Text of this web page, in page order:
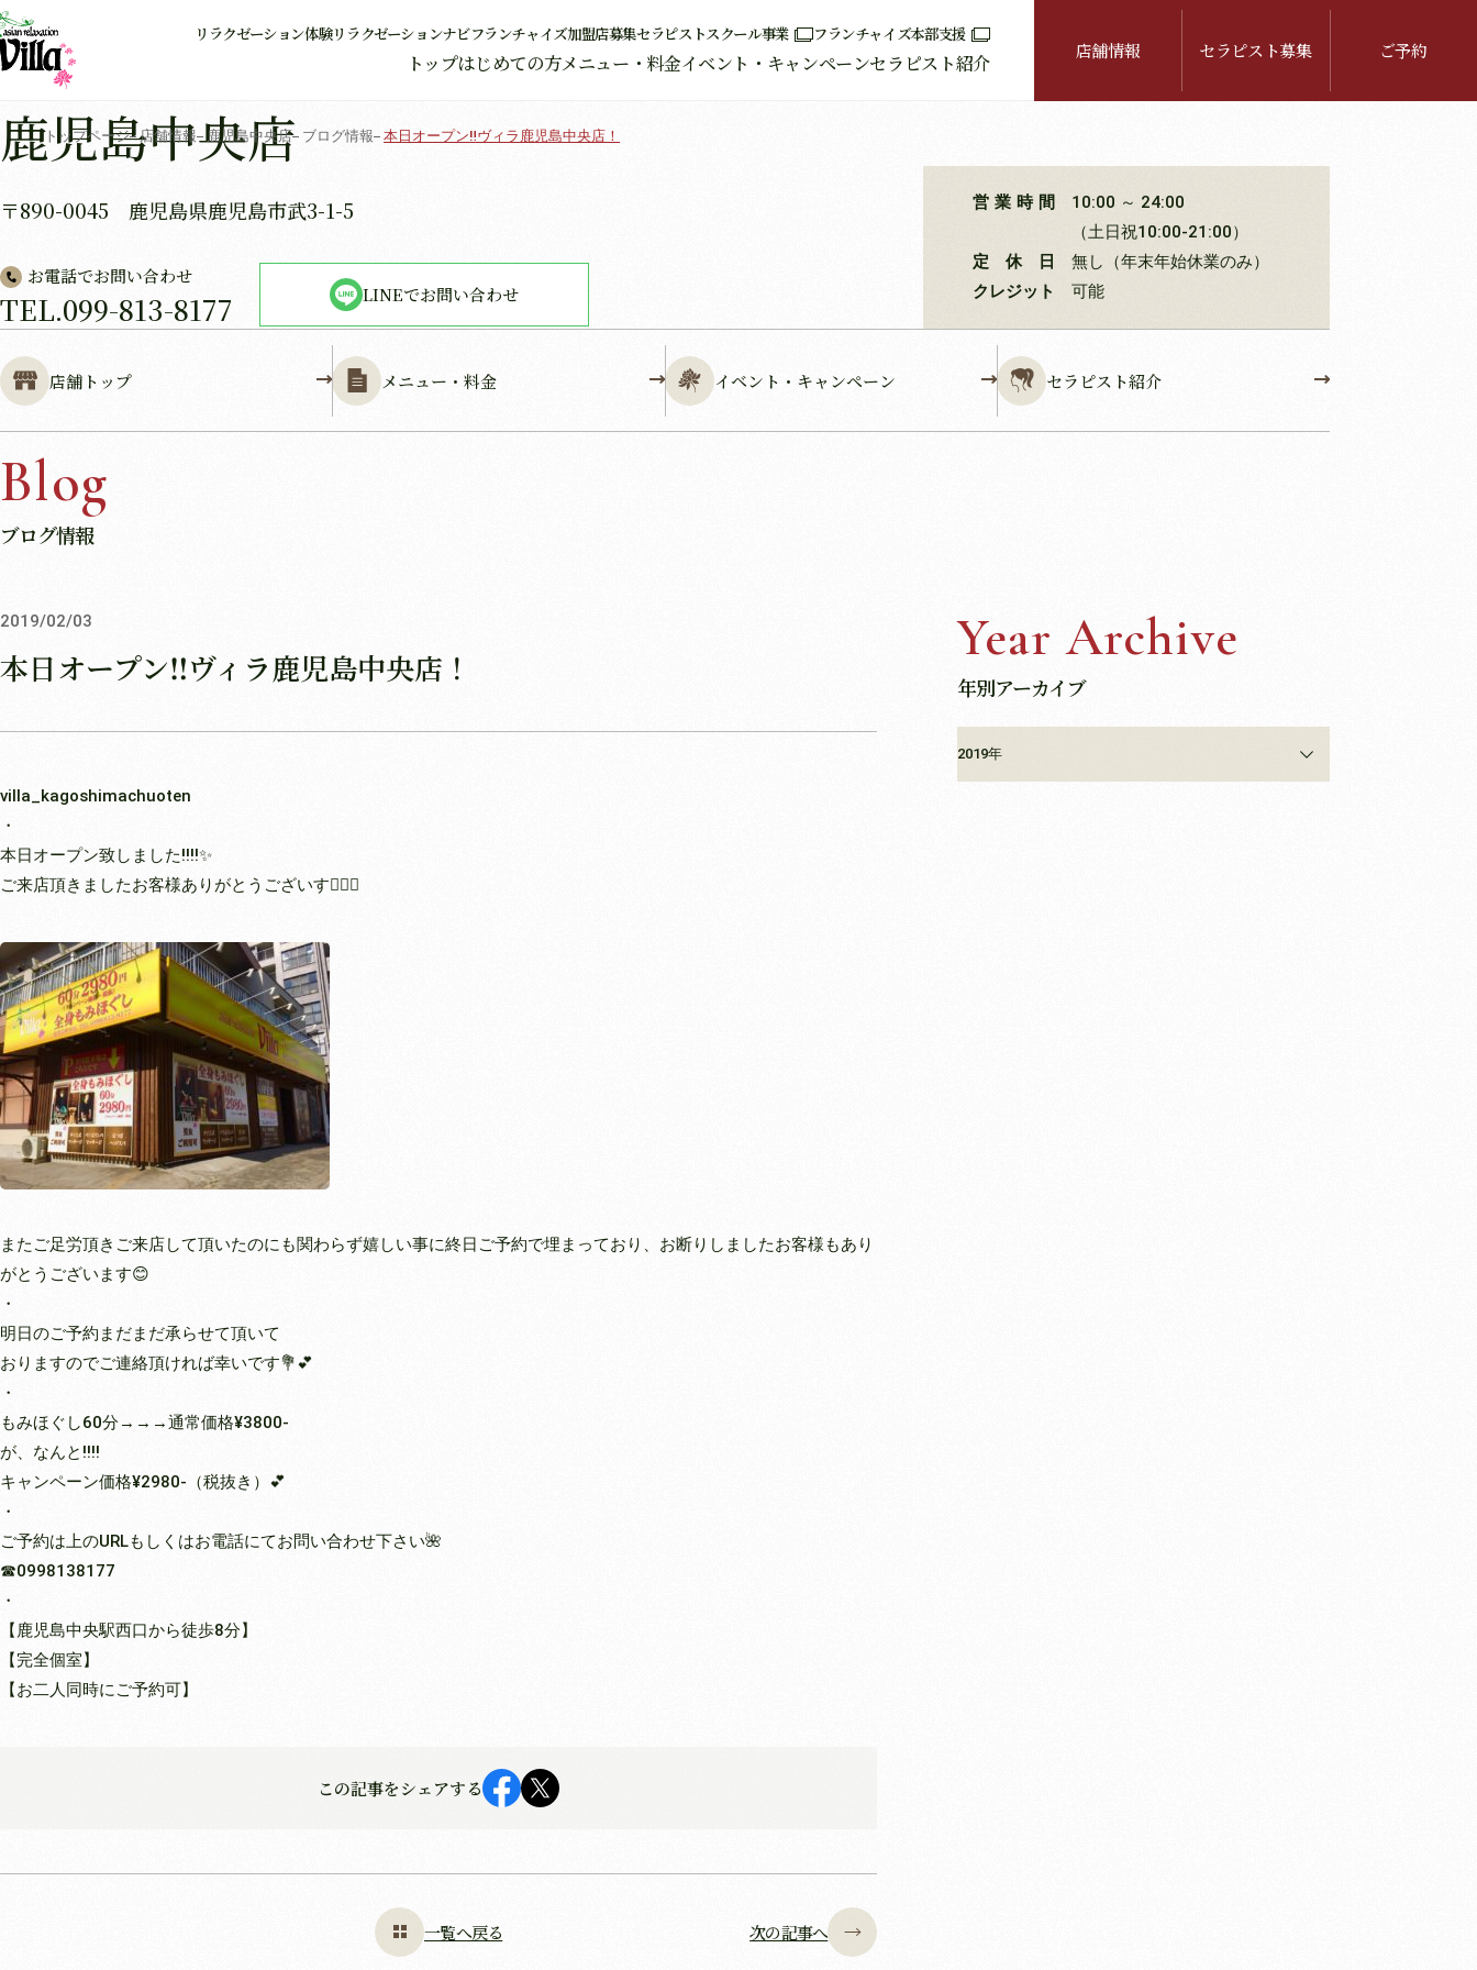
トップはじめての方メニュー・料金イベント・キャンペーンセラピスト紹介
リラクゼーション体験リラクゼーションナビフランチャイズ加盟店募集セラピストスクール事業 フランチャイズ本部支援
店舗情報 セラピスト募集 ご予約
鹿児島中央店
〒890-0045 鹿児島県鹿児島市武3-1-5
お電話でお問い合わせ
TEL.099-813-8177 LINEでお問い合わせ
営業時間
10:00 ～ 24:00
（土日祝10:00-21:00）
定休日
無し（年末年始休業のみ）
クレジット
可能
店舗トップ メニュー・料金 イベント・キャンペーン セラピスト紹介
トップページ 店舗情報 鹿児島中央店 ブログ情報 本日オープン‼ヴィラ鹿児島中央店！
Blog
ブログ情報
2019/02/03
本日オープン‼ヴィラ鹿児島中央店！
villa_kagoshimachuoten
・
本日オープン致しました‼︎‼︎✨
ご来店頂きましたお客様ありがとうございす🙇‍♀️✨
またご足労頂きご来店して頂いたのにも関わらず嬉しい事に終日ご予約で埋まっており、お断りしましたお客様もあり
がとうございます😊
・
明日のご予約まだまだ承らせて頂いて
おりますのでご連絡頂ければ幸いです💐💕
・
もみほぐし60分→→→通常価格¥3800-
が、なんと‼︎‼︎
キャンペーン価格¥2980-（税抜き）💕
・
ご予約は上のURLもしくはお電話にてお問い合わせ下さい🌺
☎︎0998138177
・
【鹿児島中央駅西口から徒歩8分】
【完全個室】
【お二人同時にご予約可】
この記事をシェアする
一覧へ戻る 次の記事へ
Year Archive
年別アーカイブ
2019年